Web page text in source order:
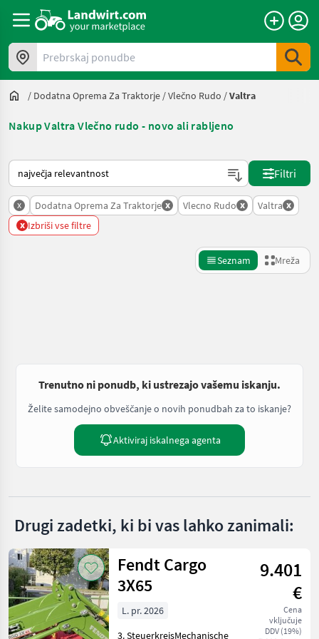
Prebrskaj ponudbe
/ Dodatna Oprema Za Traktorje /Vlečno Rudo /Valtra
Nakup Valtra Vlečno rudo - novo ali rabljeno
Tako je razvrščeno na Landwirt.com
Filtri
x Dodatna Oprema Za Traktorje x Vlecno Rudo x Valtra x
x Izbriši vse filtre
Seznam Mreža
Trenutno ni ponudb, ki ustrezajo vašemu iskanju.
Želite samodejno obveščanje o novih ponudbah za to iskanje?
Aktiviraj iskalnega agenta
Drugi zadetki, ki bi vas lahko zanimali:
Fendt Cargo
3X65
9.401
€
Cena
vključuje
DDV (19%)
L. pr. 2026
3. SteuerkreisMechanische